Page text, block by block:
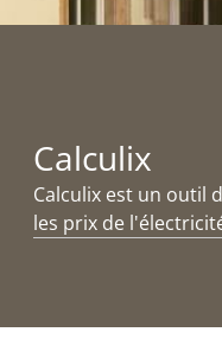
Calculix
Calculix est un outil
les prix de